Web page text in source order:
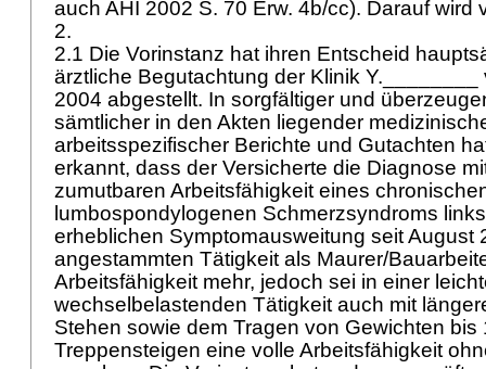
auch AHI 2002 S. 70 Erw. 4b/cc). Darauf wird
2.
2.1 Die Vorinstanz hat ihren Entscheid
ärztliche Begutachtung der Klinik Y.________
2004 abgestellt. In sorgfältiger und
sämtlicher in den Akten liegender
arbeitsspezifischer Berichte und Gutachten
erkannt, dass der Versicherte die Diagnose
zumutbaren Arbeitsfähigkeit eines
lumbospondylogenen Schmerzsyndroms
erheblichen Symptomausweitung seit August
angestammten Tätigkeit als Maurer/
Arbeitsfähigkeit mehr, jedoch sei in einer
wechselbelastenden Tätigkeit auch mit
Stehen sowie dem Tragen von Gewichten bis
Treppensteigen eine volle Arbeitsfähigkeit